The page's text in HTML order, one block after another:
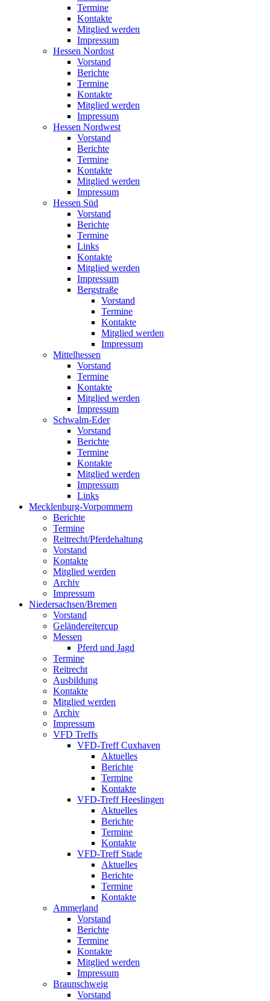
Termine
Kontakte
Mitglied werden
Impressum
Hessen Nordost
Vorstand
Berichte
Termine
Kontakte
Mitglied werden
Impressum
Hessen Nordwest
Vorstand
Berichte
Termine
Kontakte
Mitglied werden
Impressum
Hessen Süd
Vorstand
Berichte
Termine
Links
Kontakte
Mitglied werden
Impressum
Bergstraße
Vorstand
Termine
Kontakte
Mitglied werden
Impressum
Mittelhessen
Vorstand
Termine
Kontakte
Mitglied werden
Impressum
Schwalm-Eder
Vorstand
Berichte
Termine
Kontakte
Mitglied werden
Impressum
Links
Mecklenburg-Vorpommern
Berichte
Termine
Reitrecht/Pferdehaltung
Vorstand
Kontakte
Mitglied werden
Archiv
Impressum
Niedersachsen/Bremen
Vorstand
Geländereitercup
Messen
Pferd und Jagd
Termine
Reitrecht
Ausbildung
Kontakte
Mitglied werden
Archiv
Impressum
VFD Treffs
VFD-Treff Cuxhaven
Aktuelles
Berichte
Termine
Kontakte
VFD-Treff Heeslingen
Aktuelles
Berichte
Termine
Kontakte
VFD-Treff Stade
Aktuelles
Berichte
Termine
Kontakte
Ammerland
Vorstand
Berichte
Termine
Kontakte
Mitglied werden
Impressum
Braunschweig
Vorstand